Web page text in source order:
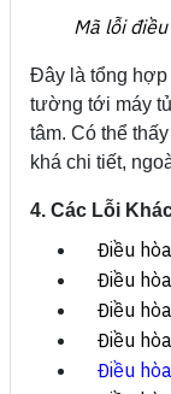
Mã lỗi
Đây là tổng hợp
tường tới máy
tâm. Có thể
khá chi tiết,
4. Các Lỗi
Điều
Điều
Điều
Điều
Điều